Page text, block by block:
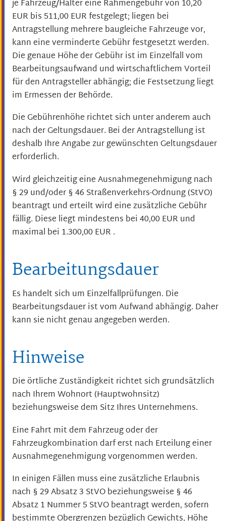
je Fahrzeug/Halter eine Rahmengebühr von 10,20
EUR bis 511,00 EUR festgelegt; liegen bei
Antragstellung mehrere baugleiche Fahrzeuge vor,
kann eine verminderte Gebühr festgesetzt werden.
Die genaue Höhe der Gebühr ist im Einzelfall vom
Bearbeitungsaufwand und wirtschaftlichem Vorteil
für den Antragsteller abhängig; die Festsetzung liegt
im Ermessen der Behörde.
Die Gebührenhöhe richtet sich unter anderem auch
nach der Geltungsdauer. Bei der Antragstellung ist
deshalb Ihre Angabe zur gewünschten Geltungsdauer
erforderlich.
Wird gleichzeitig eine Ausnahmegenehmigung nach
§ 29 und/oder § 46 Straßenverkehrs-Ordnung (StVO)
beantragt und erteilt wird eine zusätzliche Gebühr
fällig. Diese liegt mindestens bei 40,00 EUR und
maximal bei 1.300,00 EUR .
Bearbeitungsdauer
Es handelt sich um Einzelfallprüfungen. Die
Bearbeitungsdauer ist vom Aufwand abhängig. Daher
kann sie nicht genau angegeben werden.
Hinweise
Die örtliche Zuständigkeit richtet sich grundsätzlich
nach Ihrem Wohnort (Hauptwohnsitz)
beziehungsweise dem Sitz Ihres Unternehmens.
Eine Fahrt mit dem Fahrzeug oder der
Fahrzeugkombination darf erst nach Erteilung einer
Ausnahmegenehmigung vorgenommen werden.
In einigen Fällen muss eine zusätzliche Erlaubnis
nach § 29 Absatz 3 StVO beziehungsweise § 46
Absatz 1 Nummer 5 StVO beantragt werden, sofern